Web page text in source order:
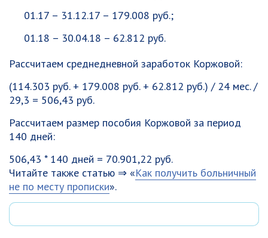
01.17 – 31.12.17 – 179.008 руб.;
01.18 – 30.04.18 – 62.812 руб.
Рассчитаем среднедневной заработок Коржовой:
(114.303 руб. + 179.008 руб. + 62.812 руб.) / 24 мес. /
29,3 = 506,43 руб.
Рассчитаем размер пособия Коржовой за период
140 дней:
506,43 * 140 дней = 70.901,22 руб.
Читайте также статью ⇒ «Как получить больничный
не по месту прописки».